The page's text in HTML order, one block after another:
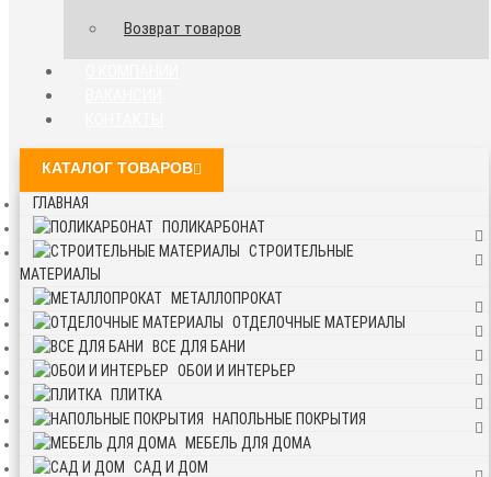
Возврат товаров
КАТАЛОГ ТОВАРОВ
ГЛАВНАЯ
ПОЛИКАРБОНАТ
СТРОИТЕЛЬНЫЕ
МАТЕРИАЛЫ
МЕТАЛЛОПРОКАТ
ОТДЕЛОЧНЫЕ МАТЕРИАЛЫ
ВСЕ ДЛЯ БАНИ
ОБОИ И ИНТЕРЬЕР
ПЛИТКА
НАПОЛЬНЫЕ ПОКРЫТИЯ
МЕБЕЛЬ ДЛЯ ДОМА
САД И ДОМ